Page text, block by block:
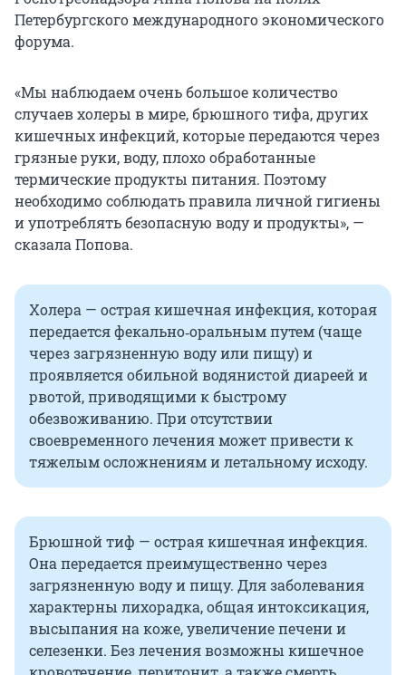
Петербургского международного экономического
форума.
«Мы наблюдаем очень большое количество
случаев холеры в мире, брюшного тифа, других
кишечных инфекций, которые передаются через
грязные руки, воду, плохо обработанные
термические продукты питания. Поэтому
необходимо соблюдать правила личной гигиены
и употреблять безопасную воду и продукты», —
сказала Попова.
Холера — острая кишечная инфекция, которая
передается фекально‑оральным путем (чаще
через загрязненную воду или пищу) и
проявляется обильной водянистой диареей и
рвотой, приводящими к быстрому
обезвоживанию. При отсутствии
своевременного лечения может привести к
тяжелым осложнениям и летальному исходу.
Брюшной тиф — острая кишечная инфекция.
Она передается преимущественно через
загрязненную воду и пищу. Для заболевания
характерны лихорадка, общая интоксикация,
высыпания на коже, увеличение печени и
селезенки. Без лечения возможны кишечное